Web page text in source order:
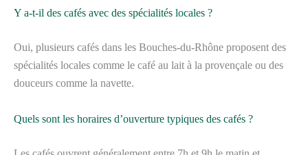
Y a-t-il des cafés avec des spécialités locales ?
Oui, plusieurs cafés dans les Bouches-du-Rhône proposent des
spécialités locales comme le café au lait à la provençale ou des
douceurs comme la navette.
Quels sont les horaires d’ouverture typiques des cafés ?